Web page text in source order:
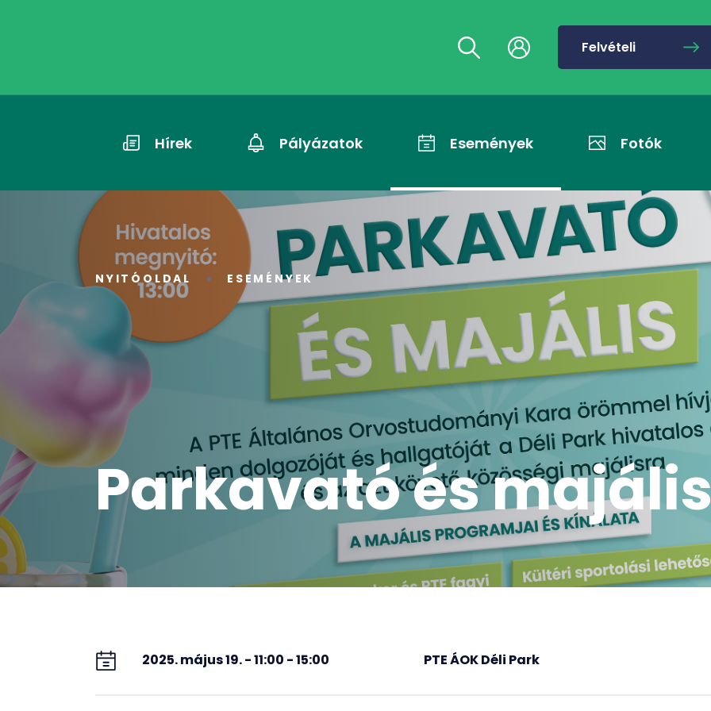
Felvételi
Hírek Pályázatok Események Fotók
NYITÓOLDAL ESEMÉNYEK
Parkavató és
2025. május 19. - 11:00 - 15:00 PTE ÁOK Déli Park